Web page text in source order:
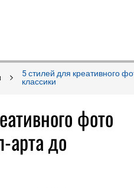
5 стилей для креативного
классики
фото
арта до